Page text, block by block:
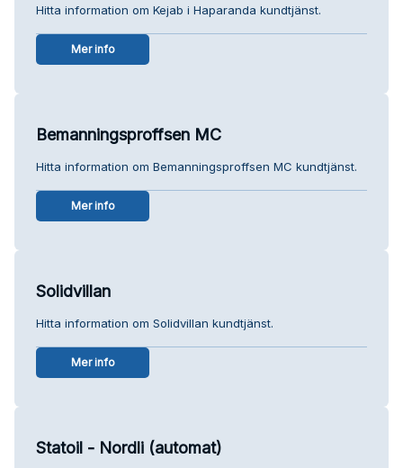
Hitta information om Kejab i Haparanda kundtjänst.
Mer info
Bemanningsproffsen MC
Hitta information om Bemanningsproffsen MC kundtjänst.
Mer info
Solidvillan
Hitta information om Solidvillan kundtjänst.
Mer info
Statoil - Nordli (automat)